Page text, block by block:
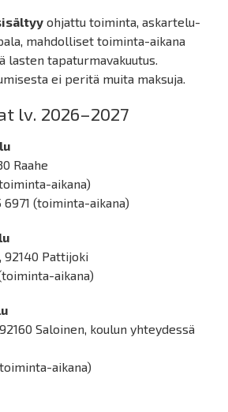
ohjattu toiminta, askartelu-
mahdolliset toiminta-aikana
lasten tapaturmavakuutus.
ei peritä muita maksuja.
lv. 2026–2027
Raahe
aikana)
6971 (toiminta-aikana)
92140 Pattijoki
aikana)
Saloinen, koulun yhteydessä
aikana)